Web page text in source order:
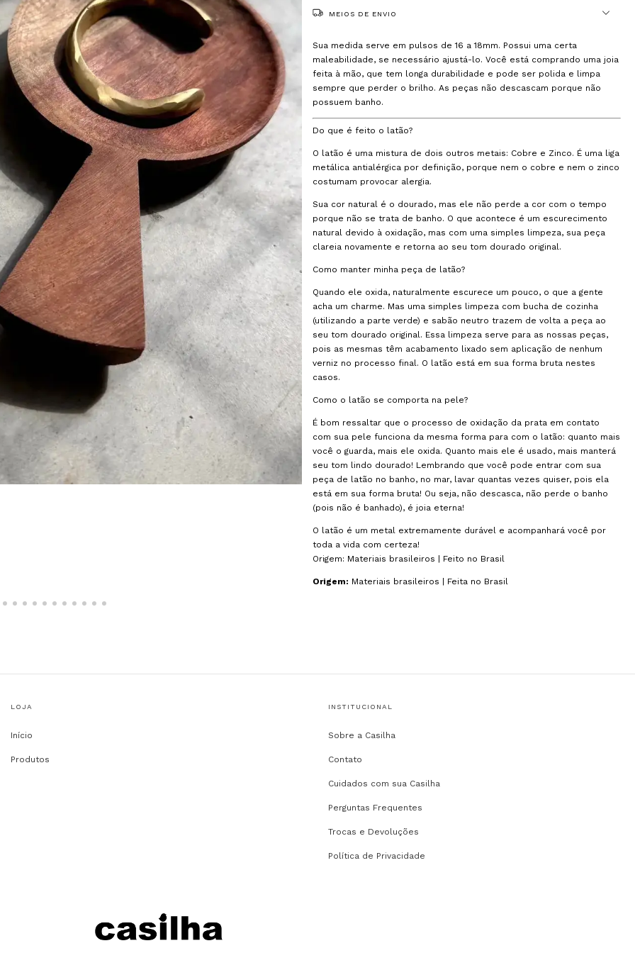
MEIOS DE ENVIO
Sua medida serve em pulsos de 16 a 18mm. Possui uma certa
maleabilidade, se necessário ajustá-lo. Você está comprando uma joia
feita à mão, que tem longa durabilidade e pode ser polida e limpa
sempre que perder o brilho. As peças não descascam porque não
possuem banho.
Do que é feito o latão?
O latão é uma mistura de dois outros metais: Cobre e Zinco. É uma liga
metálica antialérgica por definição, porque nem o cobre e nem o zinco
costumam provocar alergia.
Sua cor natural é o dourado, mas ele não perde a cor com o tempo
porque não se trata de banho. O que acontece é um escurecimento
natural devido à oxidação, mas com uma simples limpeza, sua peça
clareia novamente e retorna ao seu tom dourado original.
Como manter minha peça de latão?
Quando ele oxida, naturalmente escurece um pouco, o que a gente
acha um charme. Mas uma simples limpeza com bucha de cozinha
(utilizando a parte verde) e sabão neutro trazem de volta a peça ao
seu tom dourado original. Essa limpeza serve para as nossas peças,
pois as mesmas têm acabamento lixado sem aplicação de nenhum
verniz no processo final. O latão está em sua forma bruta nestes
casos.
Como o latão se comporta na pele?
É bom ressaltar que o processo de oxidação da prata em contato
com sua pele funciona da mesma forma para com o latão: quanto mais
você o guarda, mais ele oxida. Quanto mais ele é usado, mais manterá
seu tom lindo dourado! Lembrando que você pode entrar com sua
peça de latão no banho, no mar, lavar quantas vezes quiser, pois ela
está em sua forma bruta! Ou seja, não descasca, não perde o banho
(pois não é banhado), é joia eterna!
O latão é um metal extremamente durável e acompanhará você por
toda a vida com certeza!
Origem: Materiais brasileiros | Feito no Brasil
Origem: Materiais brasileiros | Feita no Brasil
LOJA
Início
Produtos
INSTITUCIONAL
Sobre a Casilha
Contato
Cuidados com sua Casilha
Perguntas Frequentes
Trocas e Devoluções
Política de Privacidade